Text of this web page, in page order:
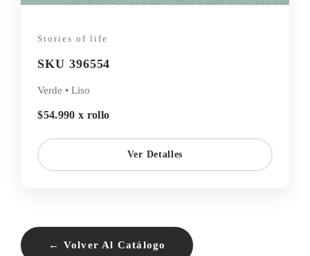
Stories of life
SKU 396554
Verde • Liso
$54.990 x rollo
Ver Detalles
← Volver Al Catálogo